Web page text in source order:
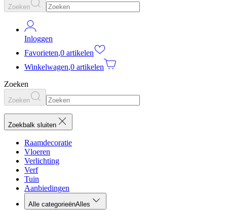
Zoeken
Inloggen
Favorieten,0 artikelen
Winkelwagen,0 artikelen
Zoeken
Zoeken
Zoekbalk sluiten
Raamdecoratie
Vloeren
Verlichting
Verf
Tuin
Aanbiedingen
Alle categorieënAlles